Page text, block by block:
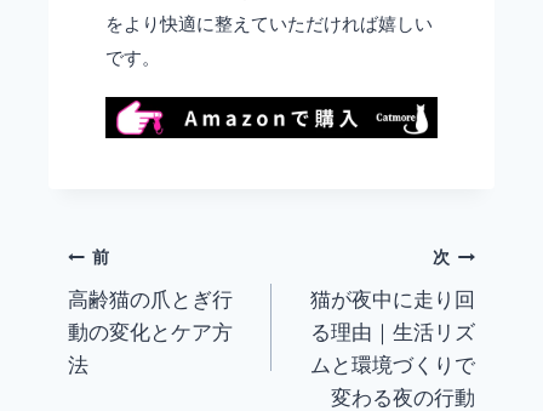
をより快適に整えていただければ嬉しい
です。
投
稿
ナ
前
高齢猫の爪とぎ行
動の変化とケア方
法
次
猫が夜中に走り回
る理由｜生活リズ
ムと環境づくりで
変わる夜の行動